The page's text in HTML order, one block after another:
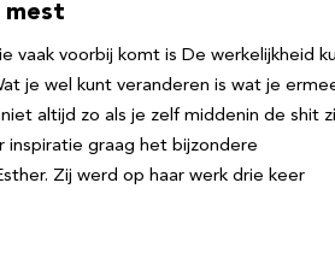
mest
vaak voorbij komt is De werkelijkheid
je wel kunt veranderen is wat je
altijd zo als je zelf middenin de shit
inspiratie graag het bijzondere
Zij werd op haar werk drie keer